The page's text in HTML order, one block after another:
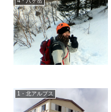
1・北アルプス